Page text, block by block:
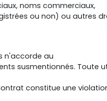
noms commerciaux,
ou non) ou autres
n'accorde au
susmentionnés. Toute
constitue une